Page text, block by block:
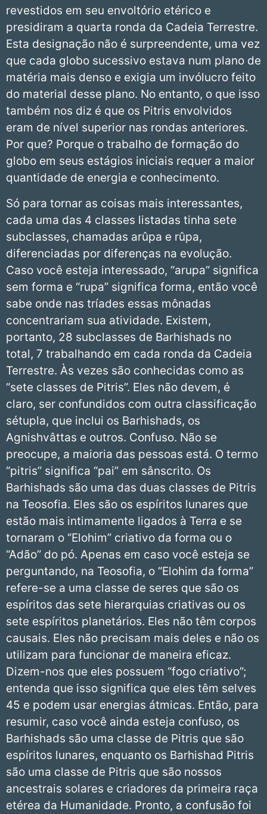
revestidos em seu envoltório etérico e
presidiram a quarta ronda da Cadeia Terrestre.
Esta designação não é surpreendente, uma vez
que cada globo sucessivo estava num plano de
matéria mais denso e exigia um invólucro feito
do material desse plano. No entanto, o que isso
também nos diz é que os Pitris envolvidos
eram de nível superior nas rondas anteriores.
Por que? Porque o trabalho de formação do
globo em seus estágios iniciais requer a maior
quantidade de energia e conhecimento.
Só para tornar as coisas mais interessantes,
cada uma das 4 classes listadas tinha sete
subclasses, chamadas arûpa e rûpa,
diferenciadas por diferenças na evolução.
Caso você esteja interessado, “arupa” significa
sem forma e “rupa” significa forma, então você
sabe onde nas tríades essas mônadas
concentrariam sua atividade. Existem,
portanto, 28 subclasses de Barhishads no
total, 7 trabalhando em cada ronda da Cadeia
Terrestre. Às vezes são conhecidas como as
“sete classes de Pitris”. Eles não devem, é
claro, ser confundidos com outra classificação
sétupla, que inclui os Barhishads, os
Agnishvâttas e outros. Confuso. Não se
preocupe, a maioria das pessoas está. O termo
“pitris” significa “pai” em sânscrito. Os
Barhishads são uma das duas classes de Pitris
na Teosofia. Eles são os espíritos lunares que
estão mais intimamente ligados à Terra e se
tornaram o “Elohim” criativo da forma ou o
“Adão” do pó. Apenas em caso você esteja se
perguntando, na Teosofia, o “Elohim da forma”
refere-se a uma classe de seres que são os
espíritos das sete hierarquias criativas ou os
sete espíritos planetários. Eles não têm corpos
causais. Eles não precisam mais deles e não os
utilizam para funcionar de maneira eficaz.
Dizem-nos que eles possuem “fogo criativo”;
entenda que isso significa que eles têm selves
45 e podem usar energias átmicas. Então, para
resumir, caso você ainda esteja confuso, os
Barhishads são uma classe de Pitris que são
espíritos lunares, enquanto os Barhishad Pitris
são uma classe de Pitris que são nossos
ancestrais solares e criadores da primeira raça
etérea da Humanidade. Pronto, a confusão foi